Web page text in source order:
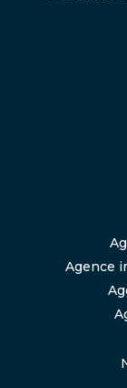
Agence